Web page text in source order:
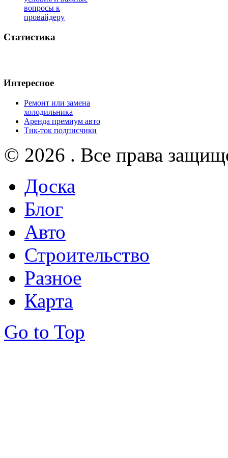
вопросы к
провайдеру
Статистика
Интересное
Ремонт или замена
холодильника
Аренда премиум авто
Тик-ток подписчики
© 2026 . Все права
Доска
Блог
Авто
Строительство
Разное
Карта
Go to Top